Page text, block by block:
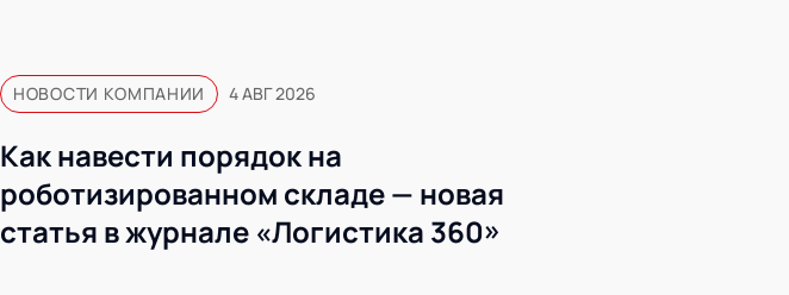
НОВОСТИ КОМПАНИИ 4 АВГ 2026
Как навести порядок на
роботизированном складе — новая
статья в журнале «Логистика 360»